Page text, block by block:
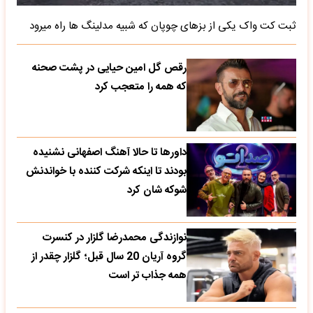
ثبت کت واک یکی از بزهای چوپان که شبیه مدلینگ ها راه میرود
رقص گل امین حیایی در پشت صحنه
که همه را متعجب کرد
داورها تا حالا آهنگ اصفهانی نشنیده
بودند تا اینکه شرکت کننده با خواندنش
شوکه شان کرد
نوازندگی محمدرضا گلزار در کنسرت
گروه آریان 20 سال قبل؛ گلزار چقدر از
همه جذاب تر است